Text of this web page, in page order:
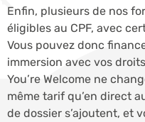
Enfin, plusieurs de nos
éligibles au CPF, avec
Vous pouvez donc
immersion avec vos
You’re Welcome ne
même tarif qu’en direct
de dossier s’ajoutent, et